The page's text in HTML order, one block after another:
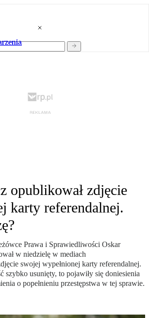
opublikował zdjęcie
karty referendalnej.
Prawa i Sprawiedliwości Oskar
w niedzielę w mediach
swojej wypełnionej karty referendalnej.
szybko usunięty, to pojawiły się doniesienia
o popełnieniu przestępstwa w tej sprawie.